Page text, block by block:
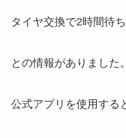
タイヤ交換で2時間待
との情報がありました。
公式アプリ を使用する